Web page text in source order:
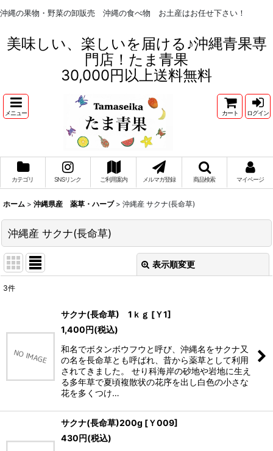
沖縄の果物・野菜の卸販売 沖縄の食べ物 お土産はお任せ下さい！
美味しい、楽しいを届ける♪沖縄青果専
門店！たま青果
30,000円以上送料無料
メニュー カート ログイン
カテゴリ SNSリンク ご利用案内 メルマガ登録 商品検索 マイページ
ホーム > 沖縄県産 薬草・ハーブ > 沖縄産 サクナ(長命草)
沖縄産 サクナ(長命草)
表示順変更
並び順:
絞り込む
3件
サクナ(長命草) 1ｋｇ [Ｙ1]
1,400円(税込)
和名でボタンボウフウと呼び、沖縄名をサクナ又
の名を長命草とも呼ばれ、昔から薬草として利用
されてきました。 せり科海岸の砂地や岩地に生え
る多年草で夏頃複散状の花序を出し白色の小さな
花を多くつけ…
サクナ(長命草)200g [Ｙ009]
430円(税込)